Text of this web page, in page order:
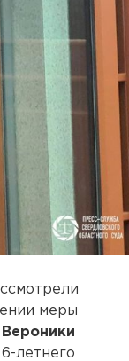
меры
Вероники
летнего